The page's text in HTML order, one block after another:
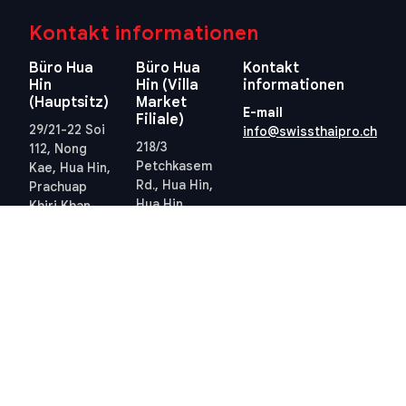
Kontakt informationen
Büro Hua
Hin
(Hauptsitz)
29/21-22 Soi
112, Nong
Kae, Hua Hin,
Prachuap
Khiri Khan
Büro Hua
Hin (Villa
Market
Filiale)
218/3
Petchkasem
Rd., Hua Hin,
Hua Hin,
Kontakt
informationen
E-mail
info@swissthaipro.ch